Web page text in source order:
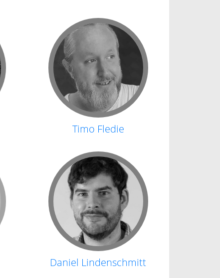
Timo Fledie
Daniel Lindenschmitt